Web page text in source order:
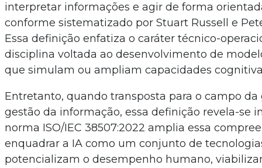
interpretar informações e agir de forma
conforme sistematizado por Stuart Russell e
Essa definição enfatiza o caráter técnico-
disciplina voltada ao desenvolvimento de
que simulam ou ampliam capacidades
Entretanto, quando transposta para o campo da
gestão da informação, essa definição revela-se
norma ISO/IEC 38507:2022 amplia essa
enquadrar a IA como um conjunto de
potencializam o desempenho humano,